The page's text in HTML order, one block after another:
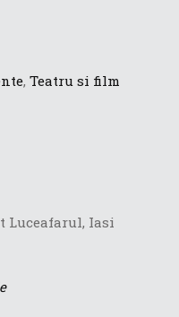
, Teatru si film
Luceafarul, Iasi